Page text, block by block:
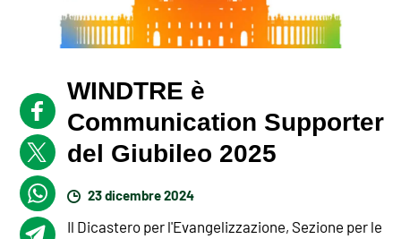
WINDTRE è
Communication Supporter
del Giubileo 2025
23 dicembre 2024
Il Dicastero per l'Evangelizzazione, Sezione per le